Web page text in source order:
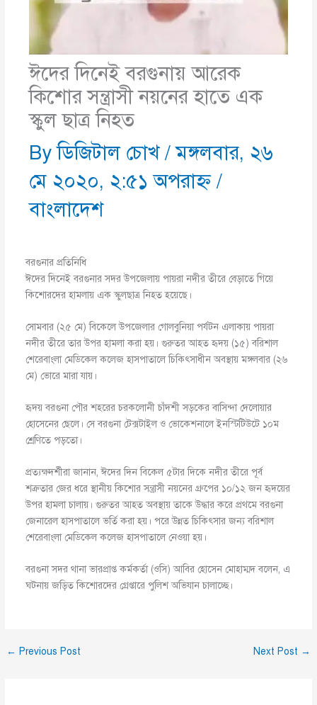
ঈদের দিনেই বরগুনায় আরেক
কিশোর সন্ত্রাসী নয়নের হাতে এক
স্কুল ছাত্র নিহত
Byডিজিটাল চোখ/মঙ্গলবার, ২৬
মে ২০২০, ২:৫১ অপরাহ্ণ/
বাংলাদেশ
বরগুনার প্রতিনিধি
ঈদের দিনেই বরগুনার সদর উপজেলায় পায়রা নদীর তীরে বেড়াতে গিয়ে
কিশোরদের হামলায় এক স্কুলছাত্র নিহত হয়েছে।
সোমবার (২৫ মে) বিকেলে উপজেলার গোলবুনিয়া পর্যটন এলাকায় পায়রা
নদীর তীরে তার উপর হামলা করা হয়। গুরুতর আহত হৃদয় (১৫) বরিশাল
শেরেবাংলা মেডিকেল কলেজ হাসপাতালে চিকিৎসাধীন অবস্থায় মঙ্গলবার (২৬
মে) ভোরে মারা যায়।
হৃদয় বরগুনা পৌর শহরের চরকলোনী চাঁদশী সড়কের বাসিন্দা দেলোয়ার
হোসেনের ছেলে। সে বরগুনা টেক্সটাইল ও ভোকেশনালে ইনস্টিটিউটে ১০ম
শ্রেণিতে পড়তো।
প্রত্যক্ষদর্শীরা জানান, ঈদের দিন বিকেল ৫টার দিকে নদীর তীরে পূর্ব
শত্রুতার জের ধরে স্থানীয় কিশোর সন্ত্রাসী নয়নের গ্রুপের ১০/১২ জন হৃদয়ের
উপর হামলা চালায়। গুরুতর আহত অবস্থায় তাকে উদ্ধার করে প্রথমে বরগুনা
জেনারেল হাসপাতালে ভর্তি করা হয়। পরে উন্নত চিকিৎসার জন্য বরিশাল
শেরেবাংলা মেডিকেল কলেজ হাসপাতালে নেওয়া হয়।
বরগুনা সদর থানা ভারপ্রাপ্ত কর্মকর্তা (ওসি) আবির হোসেন মোহাম্মদ বলেন, এ
ঘটনায় জড়িত কিশোরদের গ্রেপ্তারে পুলিশ অভিযান চালাচ্ছে।
← Previous Post Next Post →